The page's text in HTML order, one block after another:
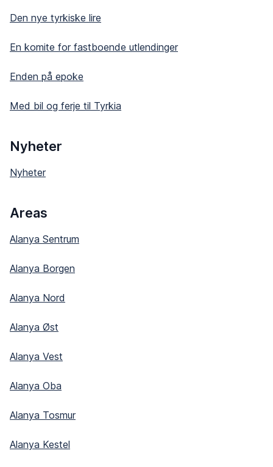
Den nye tyrkiske lire
En komite for fastboende utlendinger
Enden på epoke
Med bil og ferje til Tyrkia
Nyheter
Nyheter
Areas
Alanya Sentrum
Alanya Borgen
Alanya Nord
Alanya Øst
Alanya Vest
Alanya Oba
Alanya Tosmur
Alanya Kestel